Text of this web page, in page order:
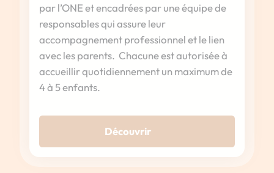
par l’ONE et encadrées par une équipe de
responsables qui assure leur
accompagnement professionnel et le lien
avec les parents. Chacune est autorisée à
accueillir quotidiennement un maximum de
4 à 5 enfants.
Découvrir